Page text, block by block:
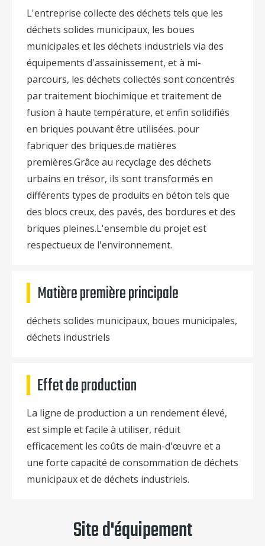
L'entreprise collecte des déchets tels que les
déchets solides municipaux, les boues
municipales et les déchets industriels via des
équipements d'assainissement, et à mi-
parcours, les déchets collectés sont concentrés
par traitement biochimique et traitement de
fusion à haute température, et enfin solidifiés
en briques pouvant être utilisées. pour
fabriquer des briques.de matières
premières.Grâce au recyclage des déchets
urbains en trésor, ils sont transformés en
différents types de produits en béton tels que
des blocs creux, des pavés, des bordures et des
briques pleines.L'ensemble du projet est
respectueux de l'environnement.
Matière première principale
déchets solides municipaux, boues municipales,
déchets industriels
Effet de production
La ligne de production a un rendement élevé,
est simple et facile à utiliser, réduit
efficacement les coûts de main-d'œuvre et a
une forte capacité de consommation de déchets
municipaux et de déchets industriels.
Site d'équipement